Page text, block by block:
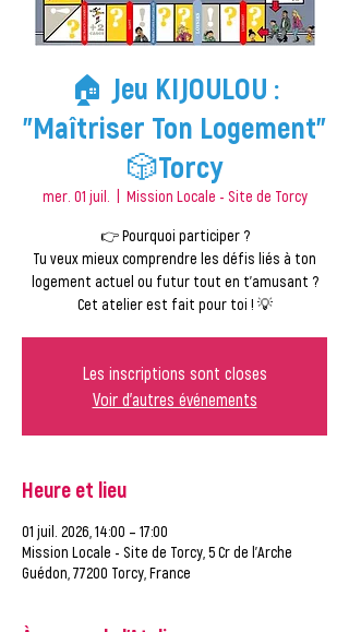
🏠 Jeu KIJOULOU :
"Maîtriser Ton Logement"
🎲Torcy
mer. 01 juil. Mission Locale - Site de Torcy
👉 Pourquoi participer ?
Tu veux mieux comprendre les défis liés à ton
logement actuel ou futur tout en t’amusant ?
Cet atelier est fait pour toi ! 💡
Les inscriptions sont closes
Voir d'autres événements
Heure et lieu
01 juil. 2026, 14:00 – 17:00
Mission Locale - Site de Torcy, 5 Cr de l'Arche
Guédon, 77200 Torcy, France